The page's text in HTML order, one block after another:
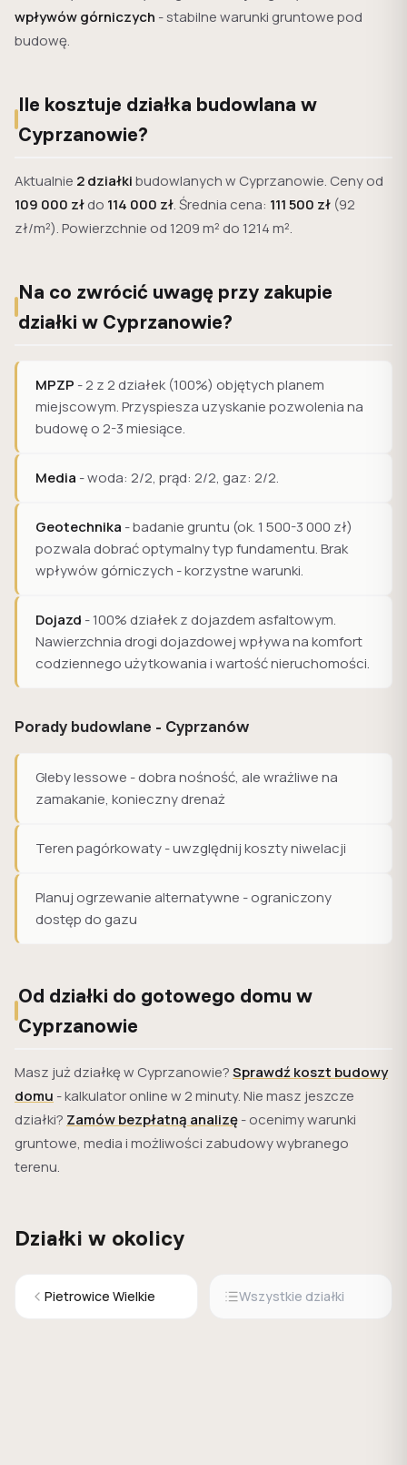
wpływów górniczych - stabilne warunki gruntowe pod
budowę.
Ile kosztuje działka budowlana w
Cyprzanowie?
Aktualnie 2 działkibudowlanych w Cyprzanowie. Ceny od
109 000 złdo 114 000 zł. Średnia cena: 111 500 zł (92
zł/m²). Powierzchnie od 1209 m² do 1214 m².
Na co zwrócić uwagę przy zakupie
działki w Cyprzanowie?
MPZP - 2 z 2 działek (100%) objętych planem
miejscowym. Przyspiesza uzyskanie pozwolenia na
budowę o 2-3 miesiące.
Media - woda: 2/2, prąd: 2/2, gaz: 2/2.
Geotechnika - badanie gruntu (ok. 1 500-3 000 zł)
pozwala dobrać optymalny typ fundamentu. Brak
wpływów górniczych - korzystne warunki.
Dojazd - 100% działek z dojazdem asfaltowym.
Nawierzchnia drogi dojazdowej wpływa na komfort
codziennego użytkowania i wartość nieruchomości.
Porady budowlane - Cyprzanów
Gleby lessowe - dobra nośność, ale wrażliwe na
zamakanie, konieczny drenaż
Teren pagórkowaty - uwzględnij koszty niwelacji
Planuj ogrzewanie alternatywne - ograniczony
dostęp do gazu
Od działki do gotowego domu w
Cyprzanowie
Masz już działkę w Cyprzanowie?Sprawdź koszt budowy
domu - kalkulator online w 2 minuty. Nie masz jeszcze
działki? Zamów bezpłatną analizę- ocenimy warunki
gruntowe, media i możliwości zabudowy wybranego
terenu.
Działki w okolicy
Pietrowice Wielkie Wszystkie działki